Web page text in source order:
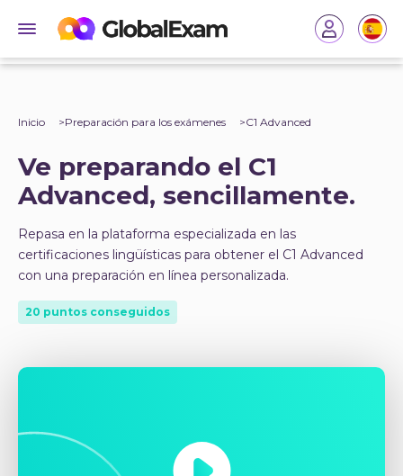
Inicio Preparación para los exámenes C1 Advanced
Ve preparando el C1
Advanced, sencillamente.
Repasa en la plataforma especializada en las
certificaciones lingüísticas para obtener el C1 Advanced
con una preparación en línea personalizada.
20 puntos conseguidos